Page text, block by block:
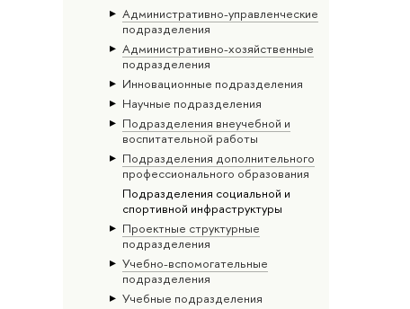
Административно-управленческие
подразделения
Административно-хозяйственные
подразделения
Инновационные подразделения
Научные подразделения
Подразделения внеучебной и
воспитательной работы
Подразделения дополнительного
профессионального образования
Подразделения социальной и
спортивной инфраструктуры
Проектные структурные
подразделения
Учебно-вспомогательные
подразделения
Учебные подразделения